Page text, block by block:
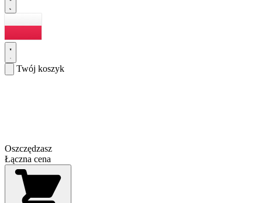
Twój koszyk
Oszczędzasz
Łączna cena